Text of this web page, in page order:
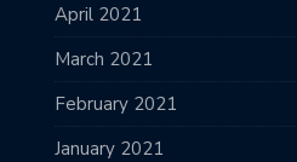
April 2021
March 2021
February 2021
January 2021